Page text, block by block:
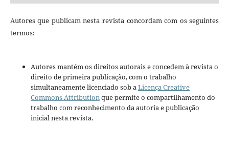
Autores que publicam nesta revista concordam com os seguintes
termos:
Autores mantém os direitos autorais e concedem à revista o
direito de primeira publicação, com o trabalho
simultaneamente licenciado sob a Licença Creative
Commons Attribution que permite o compartilhamento do
trabalho com reconhecimento da autoria e publicação
inicial nesta revista.